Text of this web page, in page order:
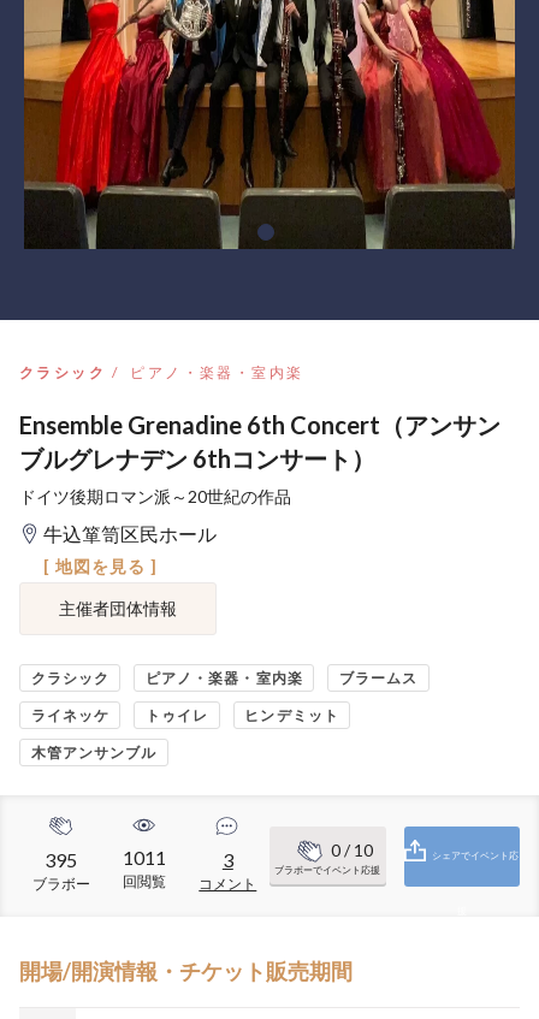
クラシック ピアノ・楽器・室内楽
Ensemble Grenadine 6th Concert（アンサン
ブルグレナデン 6thコンサート）
ドイツ後期ロマン派～20世紀の作品
牛込箪笥区民ホール
[ 地図を見る ]
主催者団体情報
クラシック ピアノ・楽器・室内楽 ブラームス
ライネッケ トゥイレ ヒンデミット
木管アンサンブル
395
ブラボー
1011
回閲覧
3
コメント
0/ 10
ブラボーでイベント応援
シェアでイベント応
開場/開演情報・チケット販売期間